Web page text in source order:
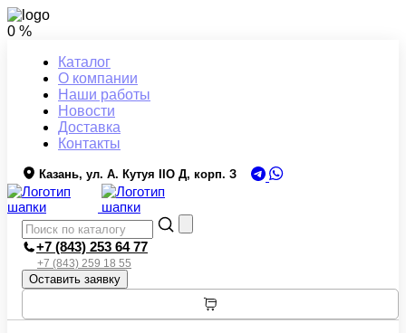
0 %
Каталог
О компании
Наши работы
Новости
Доставка
Контакты
Казань, ул. А. Кутуя IIO Д, корп. З
+7 (843) 253 64 77
+7 (843) 259 18 55
Оставить заявку